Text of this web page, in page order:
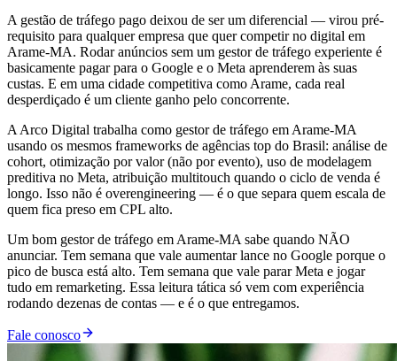
A gestão de tráfego pago deixou de ser um diferencial — virou pré-
requisito para qualquer empresa que quer competir no digital em
Arame-MA. Rodar anúncios sem um gestor de tráfego experiente é
basicamente pagar para o Google e o Meta aprenderem às suas
custas. E em uma cidade competitiva como Arame, cada real
desperdiçado é um cliente ganho pelo concorrente.
A Arco Digital trabalha como gestor de tráfego em Arame-MA
usando os mesmos frameworks de agências top do Brasil: análise de
cohort, otimização por valor (não por evento), uso de modelagem
preditiva no Meta, atribuição multitouch quando o ciclo de venda é
longo. Isso não é overengineering — é o que separa quem escala de
quem fica preso em CPL alto.
Um bom gestor de tráfego em Arame-MA sabe quando NÃO
anunciar. Tem semana que vale aumentar lance no Google porque o
pico de busca está alto. Tem semana que vale parar Meta e jogar
tudo em remarketing. Essa leitura tática só vem com experiência
rodando dezenas de contas — e é o que entregamos.
Fale conosco